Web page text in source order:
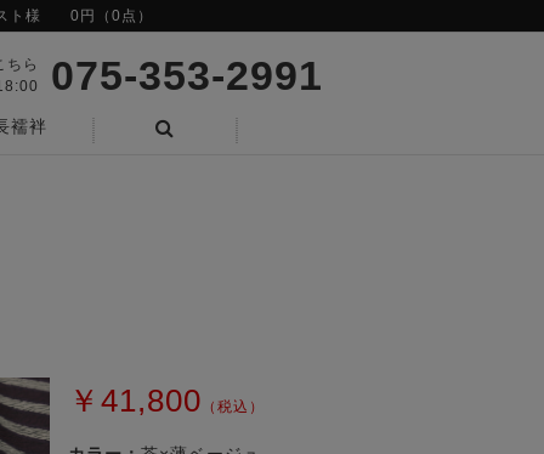
ト様 0円（0点）
ちら
075-353-2991
襦袢
￥41,800 （税込）